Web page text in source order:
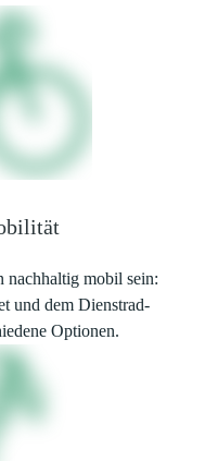
nachhaltig mobil sein:
und dem Dienstrad-
Optionen.